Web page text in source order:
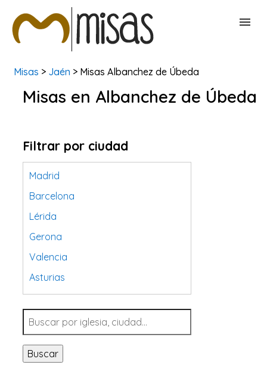
BUSCAR MISAS
Misas > Jaén > Misas Albanchez de Úbeda
Misas en Albanchez de Úbeda
Filtrar por ciudad
Madrid
Barcelona
Lérida
Gerona
Valencia
Asturias
Tarragona
Navarra
Valladolid
Sevilla
Buscar